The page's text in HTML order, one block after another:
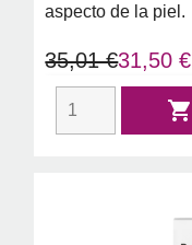
aspecto de la piel.
35,01 €31,50 €
